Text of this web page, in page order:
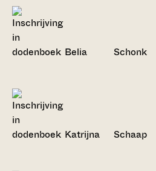
Belia Schonk
Katrijna Schaap